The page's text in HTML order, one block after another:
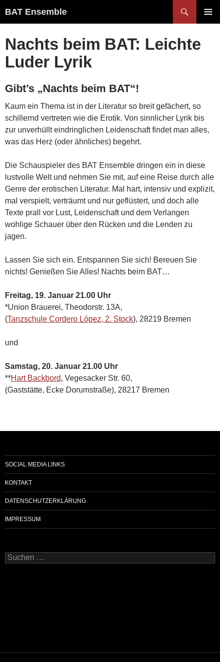
Inhalt
BAT Ensemble
Nachts beim BAT: Leichte
Luder Lyrik
Gibt’s „Nachts beim BAT“!
Kaum ein Thema ist in der Literatur so breit gefächert, so
schillernd vertreten wie die Erotik. Von sinnlicher Lyrik bis
zur unverhüllt eindringlichen Leidenschaft findet man alles,
was das Herz (oder ähnliches) begehrt.
Die Schauspieler des BAT ­Ensemble dringen ein in diese
lustvolle Welt und nehmen Sie mit, auf eine Reise durch alle
Genre der erotischen Literatur. Mal hart, intensiv und explizit,
mal verspielt, verträumt und nur geflüstert, und doch alle
Texte prall vor Lust, Leidenschaft und dem Verlangen
wohlige Schauer über den Rücken und die Lenden zu
jagen.
Lassen Sie sich ein. Entspannen Sie sich! Bereuen Sie
nichts! Genießen Sie Alles! Nachts beim BAT…
Freitag, 19. Januar 21.00 Uhr
*Union Brauerei, Theodorstr. 13A,
(Tanzschule Cordero López, 2. Stock), 28219 Bremen
und
Samstag, 20. Januar 21.00 Uhr
**Hart Backbord, Vegesacker Str. 60,
(Gaststätte, Ecke Dorumstraße), 28217 Bremen
SOCIAL MEDIA LINKS
KONTAKT
DATENSCHUTZERKLÄRUNG
IMPRESSUM
Suchen
nach: